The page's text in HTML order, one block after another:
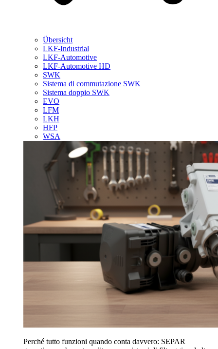
Übersicht
LKF-Industrial
LKF-Automotive
LKF-Automotive HD
SWK
Sistema di commutazione SWK
Sistema doppio SWK
EVO
LFM
LKH
HFP
WSA
Perché tutto funzioni quando conta davvero: SEPAR